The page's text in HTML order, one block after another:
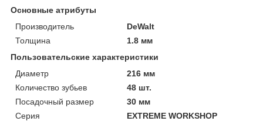
Основные атрибуты
Производитель
DeWalt
Толщина
1.8 мм
Пользовательские характеристики
Диаметр
216 мм
Количество зубьев
48 шт.
Посадочный размер
30 мм
Серия
EXTREME WORKSHOP